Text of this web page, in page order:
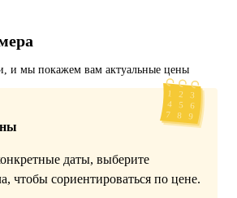
и мы покажем вам актуальные цены
даты, выберите
чтобы сориентироваться по цене.